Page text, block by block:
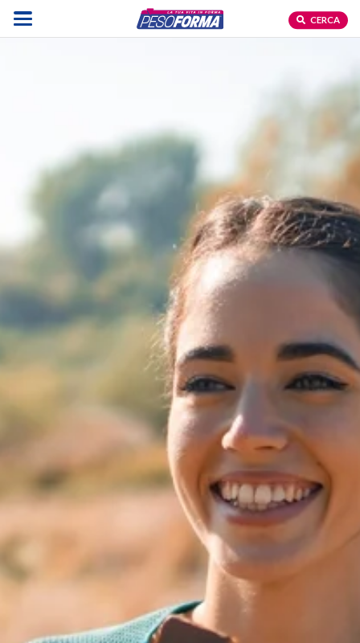
CERCA